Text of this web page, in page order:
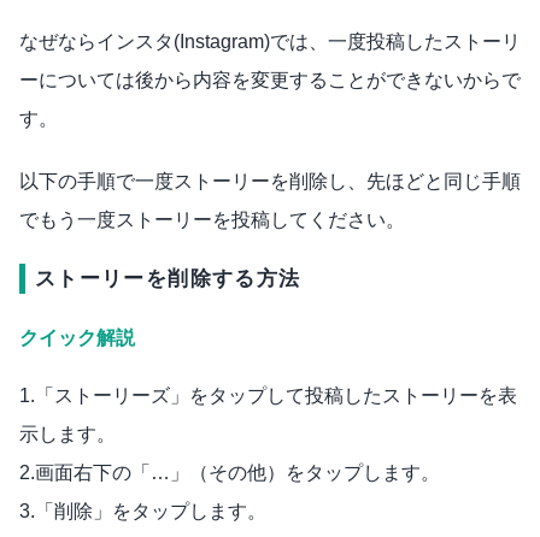
なぜならインスタ(Instagram)では、一度投稿したストーリ
ーについては後から内容を変更することができないからで
す。
以下の手順で一度ストーリーを削除し、先ほどと同じ手順
でもう一度ストーリーを投稿してください。
ストーリーを削除する方法
クイック解説
1.「ストーリーズ」をタップして投稿したストーリーを表
示します。
2.画面右下の「…」（その他）をタップします。
3.「削除」をタップします。